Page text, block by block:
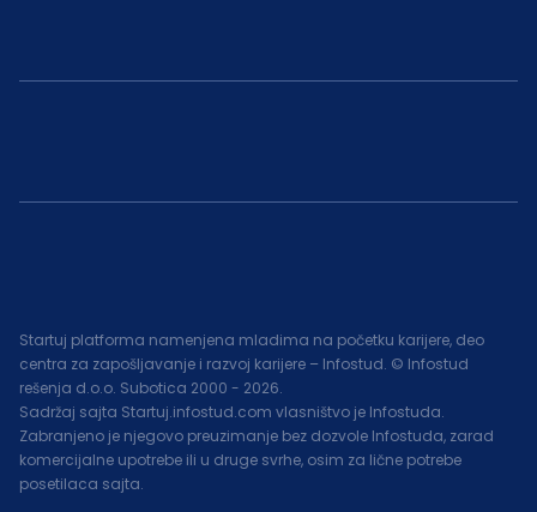
Startuj platforma namenjena mladima na početku karijere, deo
centra za zapošljavanje i razvoj karijere – Infostud. © Infostud
rešenja d.o.o. Subotica 2000 - 2026.
Sadržaj sajta Startuj.infostud.com vlasništvo je Infostuda.
Zabranjeno je njegovo preuzimanje bez dozvole Infostuda, zarad
komercijalne upotrebe ili u druge svrhe, osim za lične potrebe
posetilaca sajta.